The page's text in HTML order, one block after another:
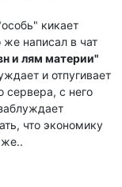
кикает
же написал в чат
и лям материи"
и отпугивает
сервера, с него
что экономику
же..